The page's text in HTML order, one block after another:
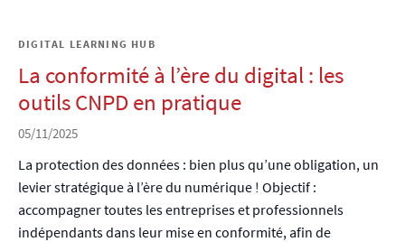
DIGITAL LEARNING HUB
La conformité à l’ère du digital : les
outils CNPD en pratique
05/11/2025
La protection des données : bien plus qu’une obligation, un
levier stratégique à l’ère du numérique ! Objectif :
accompagner toutes les entreprises et professionnels
indépendants dans leur mise en conformité, afin de